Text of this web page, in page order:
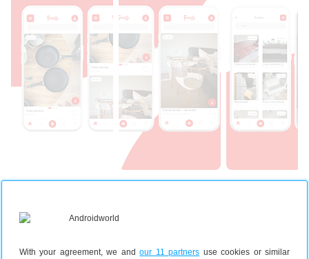
With your agreement, we andour 11 partners use cookies or similar